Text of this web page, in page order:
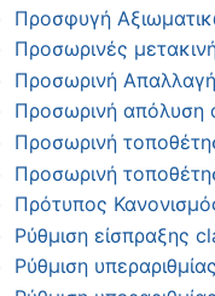
Προσφυγή
Προσωρινές
Προσωρινή
Προσωρινή απόλυση
Προσωρινή
Προσωρινή
Πρότυπος
Ρύθμιση είσπραξης
Ρύθμιση